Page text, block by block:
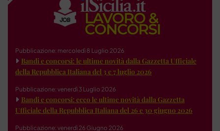
Pubblicazione: mercoledì 8 Luglio 2026
Bandi e concorsi: le ultime novità dalla Gazzetta Ufficiale
della Repubblica Italiana del 3 e 7 luglio 2026
Pubblicazione: venerdì 3 Luglio 2026
Bandi e concorsi: ecco le ultime novità dalla Gazzetta
Ufficiale della Repubblica Italiana del 26 e 30 giugno 2026
Pubblicazione: venerdì 26 Giugno 2026